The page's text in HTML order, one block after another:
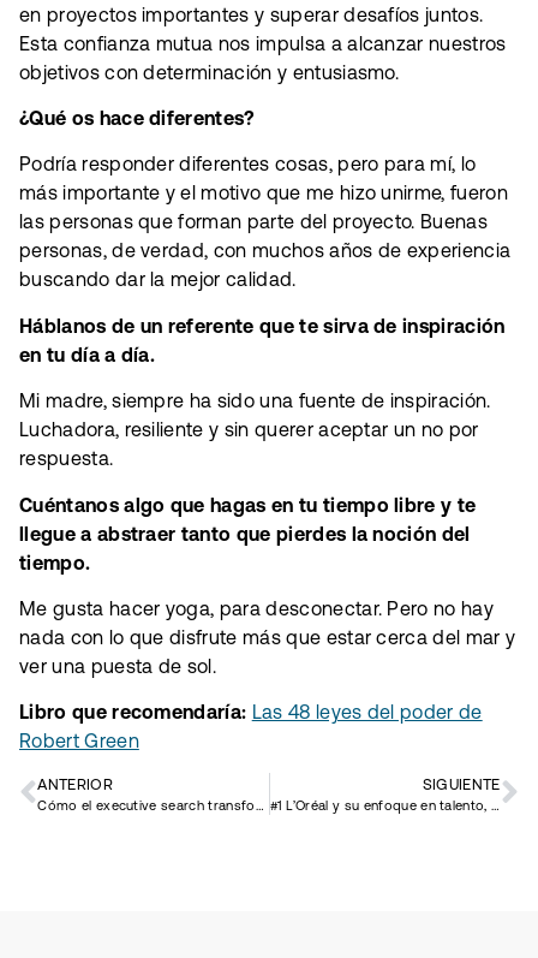
en proyectos importantes y superar desafíos juntos.
Esta confianza mutua nos impulsa a alcanzar nuestros
objetivos con determinación y entusiasmo.
¿Qué os hace diferentes?
Podría responder diferentes cosas, pero para mí, lo
más importante y el motivo que me hizo unirme, fueron
las personas que forman parte del proyecto. Buenas
personas, de verdad, con muchos años de experiencia
buscando dar la mejor calidad.
Háblanos de un referente que te sirva de inspiración
en tu día a día.
Mi madre, siempre ha sido una fuente de inspiración.
Luchadora, resiliente y sin querer aceptar un no por
respuesta.
Cuéntanos algo que hagas en tu tiempo libre y te
llegue a abstraer tanto que pierdes la noción del
tiempo.
Me gusta hacer yoga, para desconectar. Pero no hay
nada con lo que disfrute más que estar cerca del mar y
ver una puesta de sol.
Libro que recomendaría: Las 48 leyes del poder de
Robert Green
ANTERIOR
Cómo el executive search transforma empresas
SIGUIENTE
#1 L’Oréal y su enfoque en talento, cultura y tecnología